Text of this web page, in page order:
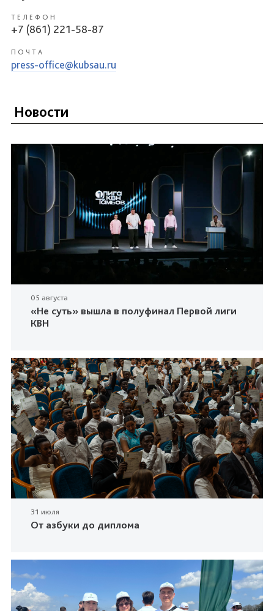
ТЕЛЕФОН
+7 (861) 221-58-87
ПОЧТА
press-office@kubsau.ru
Новости
05 августа
«Не суть» вышла в полуфинал Первой лиги
КВН
31 июля
От азбуки до диплома